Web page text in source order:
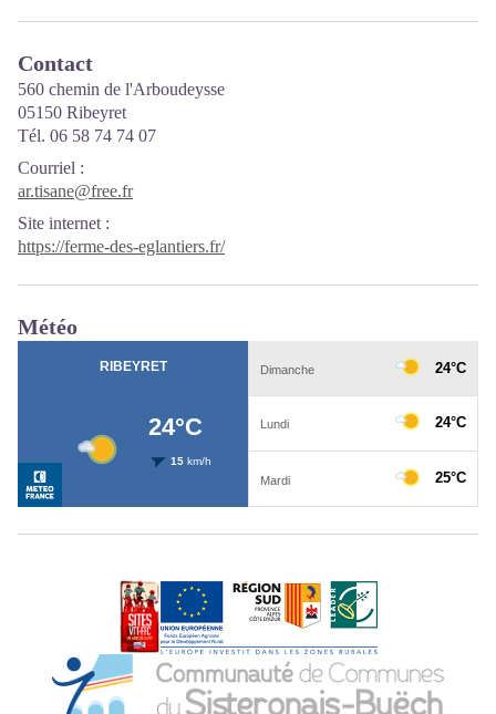
Contact
560 chemin de l'Arboudeysse
05150 Ribeyret
Tél. 06 58 74 74 07
Courriel :
ar.tisane@free.fr
Site internet :
https://ferme-des-eglantiers.fr/
Météo